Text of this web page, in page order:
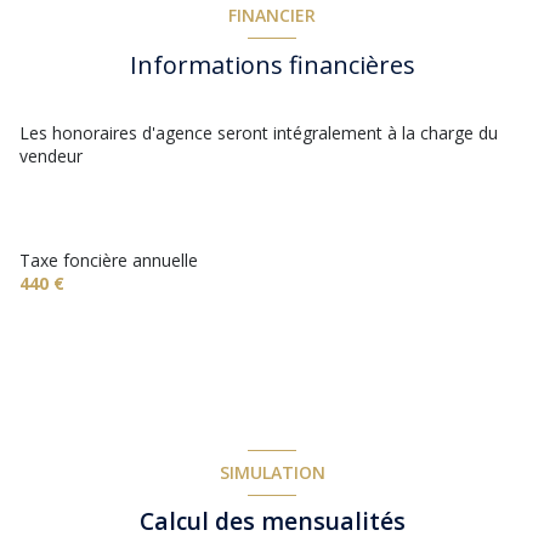
FINANCIER
Informations financières
Les honoraires d'agence seront intégralement à la charge du
vendeur
Taxe foncière annuelle
440 €
SIMULATION
Calcul des mensualités